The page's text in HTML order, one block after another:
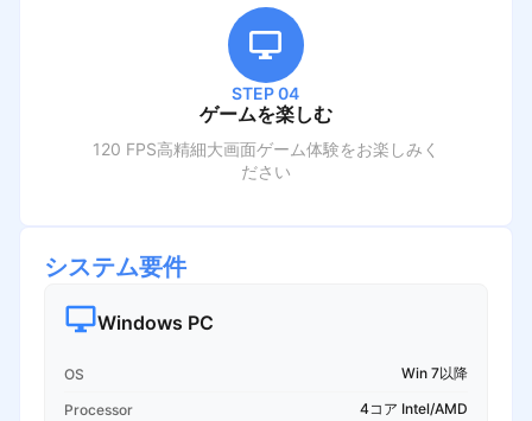
STEP 04
ゲームを楽しむ
120 FPS高精細大画面ゲーム体験をお楽しみく
ださい
システム要件
Windows PC
OS Win 7以降
Processor 4コア Intel/AMD